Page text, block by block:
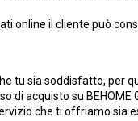
online il cliente può
tu sia soddisfatto, per
di acquisto su
che ti offriamo sia